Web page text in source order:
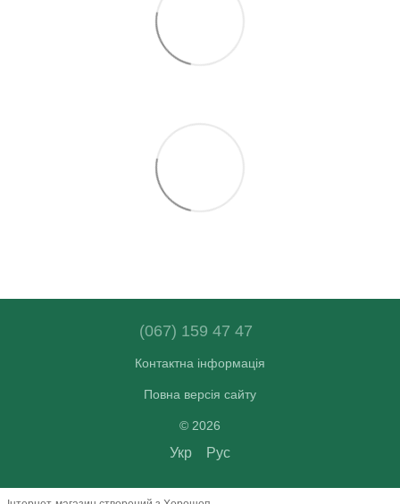
(067) 159 47 47
Контактна інформація
Повна версія сайту
© 2026
Укр Рус